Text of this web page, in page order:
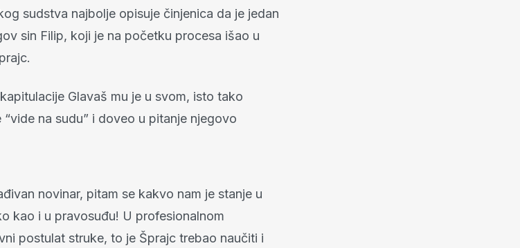
sudstva najbolje opisuje činjenica da je jedan
sin Filip, koji je na početku procesa išao u
Glavaš mu je u svom, isto tako
na sudu” i doveo u pitanje njegovo
novinar, pitam se kakvo nam je stanje u
kao i u pravosuđu! U profesionalnom
postulat struke, to je Šprajc trebao naučiti i